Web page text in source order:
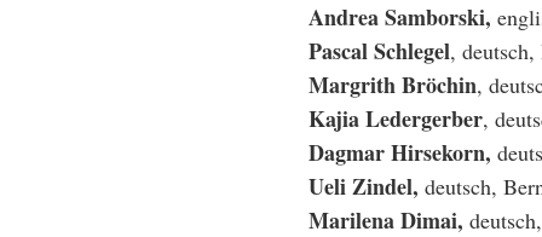
Andrea Samborski,
Pascal Schlegel, deutsch,
Margrith Bröchin,
Kajia Ledergerber,
Dagmar Hirsekorn,
Ueli Zindel, deutsch,
Marilena Dimai,